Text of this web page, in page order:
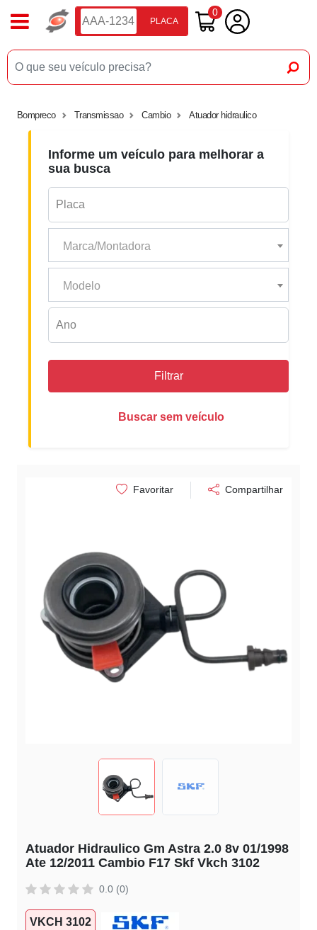
PLACA
0
Bompreco Transmissao Cambio Atuador hidraulico
Informe um veículo para melhorar a
sua busca
Marca/Montadora
Modelo
Filtrar
Buscar sem veículo
Favoritar Compartilhar
Atuador Hidraulico Gm Astra 2.0 8v 01/1998
Ate 12/2011 Cambio F17 Skf Vkch 3102
0.0 (0)
VKCH 3102